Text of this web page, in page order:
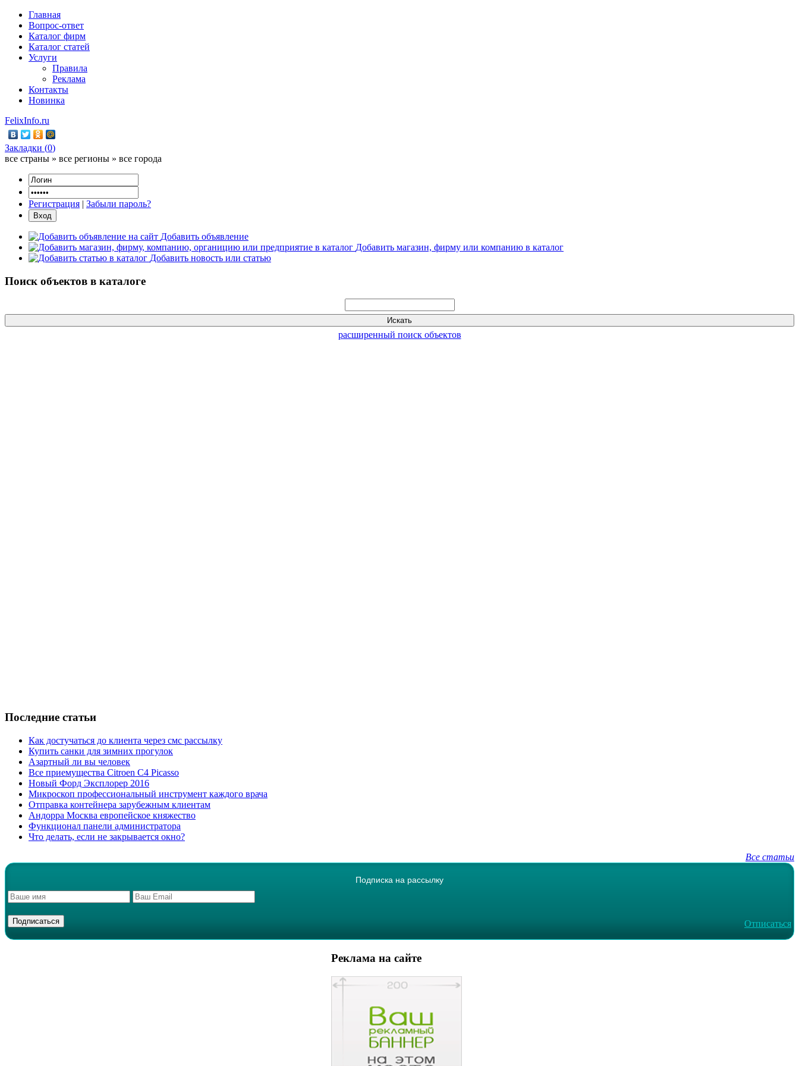
Главная
Вопрос-ответ
Каталог фирм
Каталог статей
Услуги
Правила
Реклама
Контакты
Новинка
FelixInfo.ru
Закладки (0)
все страны » все регионы » все города
Регистрация | Забыли пароль?
Добавить объявление
Добавить магазин, фирму или компанию в каталог
Добавить новость или статью
Поиск объектов в каталоге
расширенный поиск объектов
Последние статьи
Как достучаться до клиента через смс рассылку
Купить санки для зимних прогулок
Азартный ли вы человек
Все приемущества Сitroen C4 Picasso
Новый Форд Эксплорер 2016
Микроскоп профессиональный инструмент каждого врача
Отправка контейнера зарубежным клиентам
Андорра Москва европейское княжество
Функционал панели администратора
Что делать, если не закрывается окно?
Все статьи
Подписка на рассылку
Отписаться
Реклама на сайте